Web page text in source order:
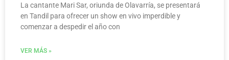
La cantante Mari Sar, oriunda de Olavarría, se presentará
en Tandil para ofrecer un show en vivo imperdible y
comenzar a despedir el año con
VER MÁS »